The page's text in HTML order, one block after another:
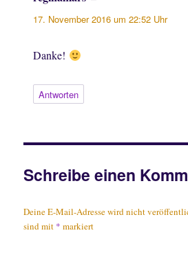
17. November 2016 um 22:52 Uhr
Danke!
Antworten
Schreibe einen
Deine E-Mail-Adresse wird nicht
sind mit * markiert